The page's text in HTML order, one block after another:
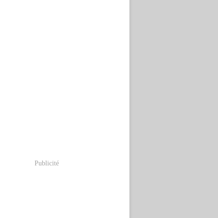
Publicité